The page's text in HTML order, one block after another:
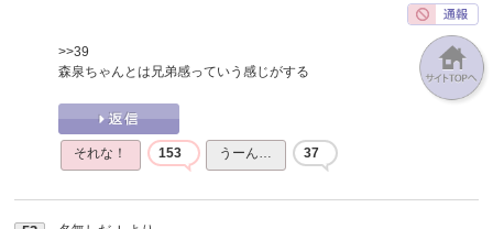
>>39
森泉ちゃんとは兄弟感っていう感じがする
それな！ 153 うーん… 37